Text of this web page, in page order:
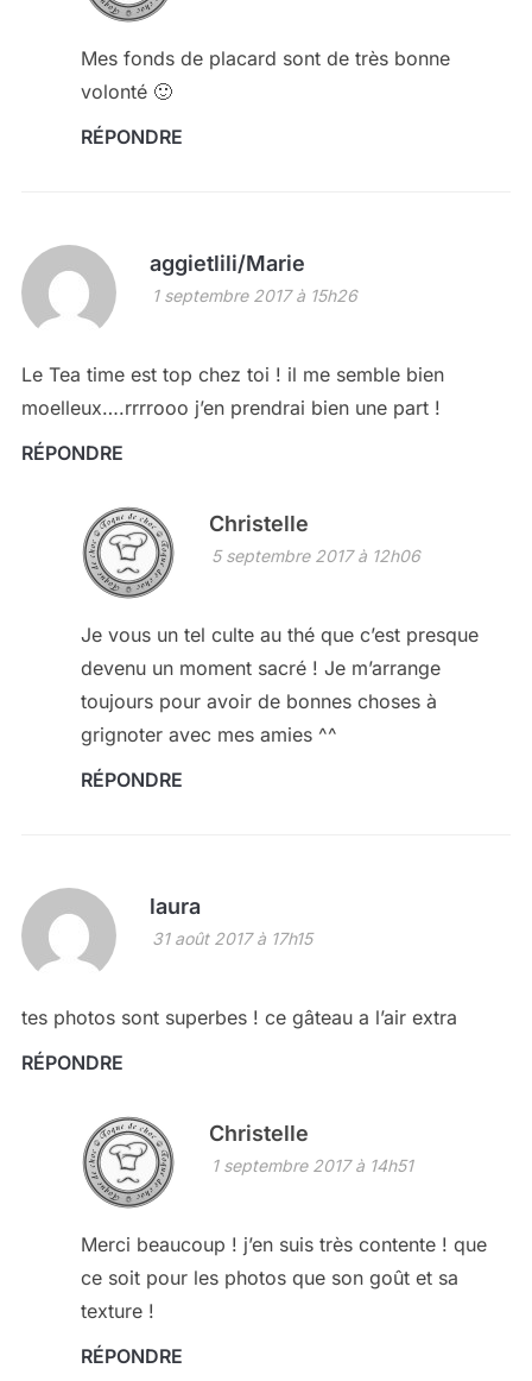
Mes fonds de placard sont de très bonne
volonté 🙂
RÉPONDRE
aggietlili/Marie
1 septembre 2017 à 15h26
Le Tea time est top chez toi ! il me semble bien
moelleux….rrrrooo j’en prendrai bien une part !
RÉPONDRE
Christelle
5 septembre 2017 à 12h06
Je vous un tel culte au thé que c’est presque
devenu un moment sacré ! Je m’arrange
toujours pour avoir de bonnes choses à
grignoter avec mes amies ^^
RÉPONDRE
laura
31 août 2017 à 17h15
tes photos sont superbes ! ce gâteau a l’air extra
RÉPONDRE
Christelle
1 septembre 2017 à 14h51
Merci beaucoup ! j’en suis très contente ! que
ce soit pour les photos que son goût et sa
texture !
RÉPONDRE